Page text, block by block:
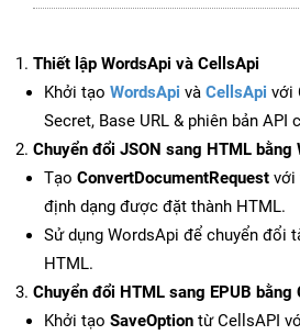
Thiết lập WordsApi và CellsApi
Khởi tạo WordsApi và CellsApi với
Secret, Base URL & phiên bản API
Chuyển đổi JSON sang HTML bằng
Tạo ConvertDocumentRequest với
định dạng được đặt thành HTML.
Sử dụng WordsApi để chuyển đổi
HTML.
Chuyển đổi HTML sang EPUB bằng
Khởi tạo SaveOption từ CellsAPI